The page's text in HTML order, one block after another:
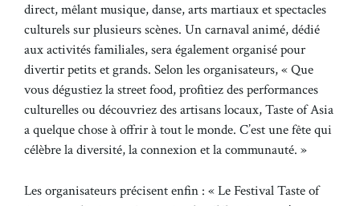
direct, mêlant musique, danse, arts martiaux et spectacles
culturels sur plusieurs scènes. Un carnaval animé, dédié
aux activités familiales, sera également organisé pour
divertir petits et grands. Selon les organisateurs, « Que
vous dégustiez la street food, profitiez des performances
culturelles ou découvriez des artisans locaux, Taste of Asia
a quelque chose à offrir à tout le monde. C’est une fête qui
célèbre la diversité, la connexion et la communauté. »
Les organisateurs précisent enfin : « Le Festival Taste of